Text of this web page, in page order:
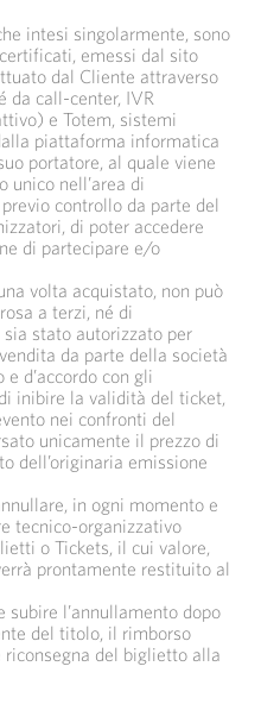
intesi singolarmente, sono
emessi dal sito
dal Cliente attraverso
da call-center, IVR
e Totem, sistemi
piattaforma informatica
portatore, al quale viene
unico nell’area di
controllo da parte del
di poter accedere
di partecipare e/o
volta acquistato, non può
a terzi, né di
stato autorizzato per
da parte della società
d’accordo con gli
inibire la validità del ticket,
nei confronti del
unicamente il prezzo di
dell’originaria emissione
in ogni momento e
tecnico-organizzativo
o Tickets, il cui valore,
prontamente restituito al
subire l’annullamento dopo
del titolo, il rimborso
del biglietto alla